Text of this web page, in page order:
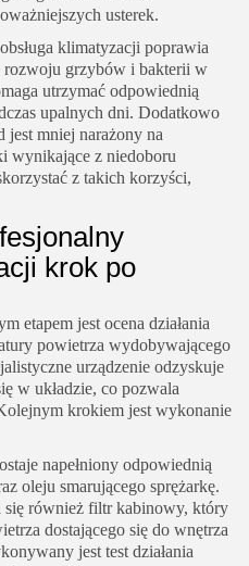
usterek.
klimatyzacji poprawia
rozwoju grzybów i bakterii w
utrzymać odpowiednią
upalnych dni. Dodatkowo
jest mniej narażony na
wynikające z niedoboru
z takich korzyści,
krok po
etapem jest ocena działania
powietrza wydobywającego
urządzenie odzyskuje
w układzie, co pozwala
krokiem jest wykonanie
napełniony odpowiednią
oleju smarującego sprężarkę.
również filtr kabinowy, który
dostającego się do wnętrza
jest test działania